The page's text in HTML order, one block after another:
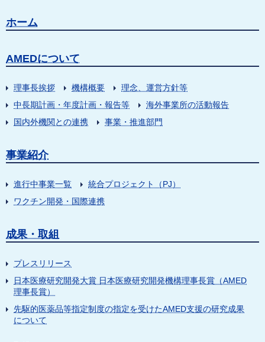
ホーム
AMEDについて
理事長挨拶 機構概要
理念、運営方針等
中長期計画・年度計画・報告等
海外事業所の活動報告
国内外機関との連携
事業・推進部門
事業紹介
進行中事業一覧
統合プロジェクト（PJ）
ワクチン開発・国際連携
成果・取組
プレスリリース
日本医療研究開発大賞 日本医療研究開発機構理事長賞（AMED
理事長賞）
先駆的医薬品等指定制度の指定を受けたAMED支援の研究成果
について